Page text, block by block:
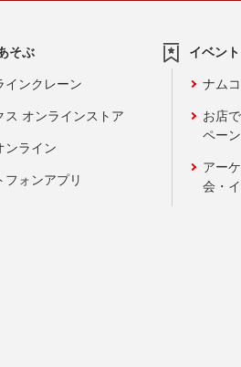
そぶ
インクレーン
ス オンラインストア
ンライン
フォンアプリ
イベン
ナム
お店
ペーン
アー
会・